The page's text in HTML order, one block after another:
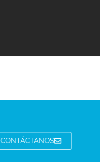
CONTÁCTANOS